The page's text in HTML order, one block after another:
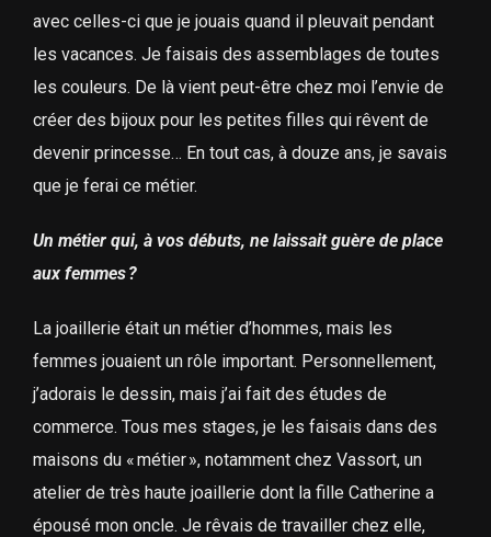
avec celles-ci que je jouais quand il pleuvait pendant
les vacances. Je faisais des assemblages de toutes
les couleurs. De là vient peut-être chez moi l’envie de
créer des bijoux pour les petites filles qui rêvent de
devenir princesse… En tout cas, à douze ans, je savais
que je ferai ce métier.
Un métier qui, à vos débuts, ne laissait guère de place
aux femmes ?
La joaillerie était un métier d’hommes, mais les
femmes jouaient un rôle important. Personnellement,
j’adorais le dessin, mais j’ai fait des études de
commerce. Tous mes stages, je les faisais dans des
maisons du « métier », notamment chez Vassort, un
atelier de très haute joaillerie dont la fille Catherine a
épousé mon oncle. Je rêvais de travailler chez elle,